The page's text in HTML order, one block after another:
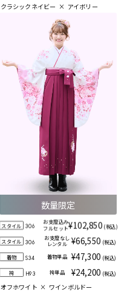
クラシックネイビー × アイボリー
数量限定
スタイル 306
お支度込み
フルセット¥102,850 (税込)
スタイル 306
お支度なし
レンタル ¥66,550 (税込)
着物 S34 着物単品 ¥47,300 (税込)
袴 H93 袴単品 ¥24,200 (税込)
オフホワイト × ワインボルドー